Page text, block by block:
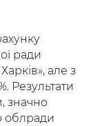
ради
але з
Результати
значно
облради